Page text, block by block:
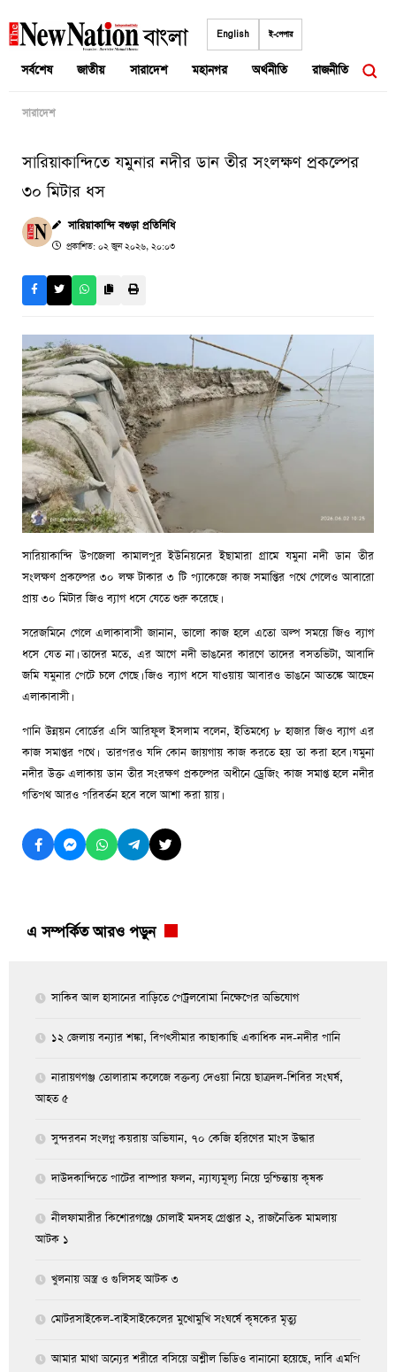
to
English ই-পেপার
সর্বশেষ জাতীয় সারাদেশ মহানগর অর্থনীতি রাজনীতি
সারাদেশ
সারিয়াকান্দিতে যমুনার নদীর ডান তীর সংলক্ষণ প্রকল্পের
৩০ মিটার ধস
সারিয়াকান্দি বগুড়া প্রতিনিধি
প্রকাশিত: ০২ জুন ২০২৬, ২০:০৩
সারিয়াকান্দি উপজেলা কামালপুর ইউনিয়নের ইছামারা গ্রামে যমুনা নদী ডান তীর
সংলক্ষণ প্রকল্পের ৩০ লক্ষ টাকার ৩ টি প্যাকেজে কাজ সমাপ্তির পথে গেলেও আবারো
প্রায় ৩০ মিটার জিও ব্যাগ ধসে যেতে শুরু করেছে।
সরেজমিনে গেলে এলাকাবাসী জানান, ভালো কাজ হলে এতো অল্প সময়ে জিও ব্যাগ
ধসে যেত না। তাদের মতে, এর আগে নদী ভাঙনের কারণে তাদের বসতভিটা, আবাদি
জমি যমুনার পেটে চলে গেছে। জিও ব্যাগ ধসে যাওয়ায় আবারও ভাঙনে আতঙ্কে আছেন
এলাকাবাসী।
পানি উন্নয়ন বোর্ডের এসি আরিফুল ইসলাম বলেন, ইতিমধ্যে ৮ হাজার জিও ব্যাগ এর
কাজ সমাপ্তর পথে। তারপরও যদি কোন জায়গায় কাজ করতে হয় তা করা হবে। যমুনা
নদীর উক্ত এলাকায় ডান তীর সংরক্ষণ প্রকল্পের অধীনে ড্রেজিং কাজ সমাপ্ত হলে নদীর
গতিপথ আরও পরিবর্তন হবে বলে আশা করা য়ায়।
এ সম্পর্কিত আরও পড়ুন
সাকিব আল হাসানের বাড়িতে পেট্রলবোমা নিক্ষেপের অভিযোগ
১২ জেলায় বন্যার শঙ্কা, বিপৎসীমার কাছাকাছি একাধিক নদ-নদীর পানি
নারায়ণগঞ্জ তোলারাম কলেজে বক্তব্য দেওয়া নিয়ে ছাত্রদল-শিবির সংঘর্ষ,
আহত ৫
সুন্দরবন সংলগ্ন কয়রায় অভিযান, ৭০ কেজি হরিণের মাংস উদ্ধার
দাউদকান্দিতে পাটের বাম্পার ফলন, ন্যায্যমূল্য নিয়ে দুশ্চিন্তায় কৃষক
নীলফামারীর কিশোরগঞ্জে চোলাই মদসহ গ্রেপ্তার ২, রাজনৈতিক মামলায়
আটক ১
খুলনায় অস্ত্র ও গুলিসহ আটক ৩
মোটরসাইকেল-বাইসাইকেলের মুখোমুখি সংঘর্ষে কৃষকের মৃত্যু
আমার মাথা অন্যের শরীরে বসিয়ে অশ্লীল ভিডিও বানানো হয়েছে, দাবি এমপি